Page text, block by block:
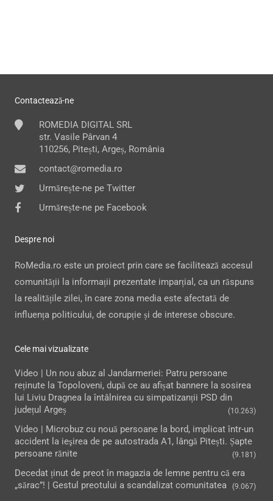
Contactează-ne
ROMEDIA DIGITAL SRL
str. Vasile Pârvan 4
110256, Pitești, Argeș, România
contact@romedia.ro
Urmărește-ne pe Twitter
Urmărește-ne pe Facebook
Despre noi
RoMedia.ro este un proiect prin care se facilitează accesul
comunității la informații prezentate imparțial, ca un răspuns
la realitățile zilei, în care zona media este afectată de
influența politicului, de corupție și de interese obscure.
Cele mai vizualizate
Video | Un nou abuz al Jandarmeriei: Patru persoane
reținute la Topoloveni, după ce au afișat bannere la sosirea
lui Liviu Dragnea la întâlnirea cu simpatizanții PSD din
județul Argeș
(10.263)
Video | Microbuz cu nouă persoane la bord, implicat într-un
accident la ieşirea de pe autostrada A1, lângă Pitești. Șapte
persoane rănite
(9.181)
Decedat ținut de preot în magazia de lemne pentru că era
„sărac”! | Gestul preotului a scandalizat comunitatea
(9.067)